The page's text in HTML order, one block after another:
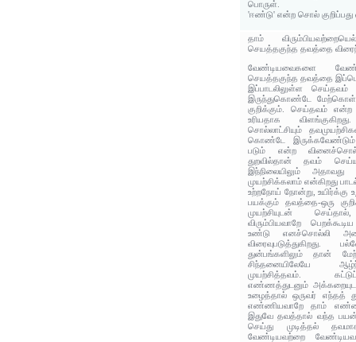
பொருள்.
'ஈண்டு' என்ற சொல்
தாம்
செயத்தகுந்த தவத்தை
வேண்டியவைகளை
செயத்தகுந்த தவத்தை
இப்பாடலிலுள்ள செய்தவம்
இருந்துகொண்டே
குறிக்கும். செய்தவம் என்ற
உரியதாக
சொல்லாட்சியும்
கொண்டே
படும் என்ற
துறவில்தான் தவம்
இந்நிலையிலும் அதாவது
முயற்சிக்கலாம் என்கிறது
உற்றநோய் நோன்று,
பயக்கும் தவத்தை-ஒரு
முயற்சியுடன் செய்தால்,
விரும்பியவாறே
உண்டு எனச்சொல்லி
விரைவுபடுத்துகிறது.
துன்பங்களிலும் தான்
சிந்தனையிலேயே
முயற்சித்தவம்.
எண்ணத்துடனும்
உழைத்தால் ஒருவர் எந்தத்
எண்ணியவாறே தாம்
இதுவே தவத்தால் வந்த பயன்
செய்து முடித்தல்
வேண்டியவற்றை